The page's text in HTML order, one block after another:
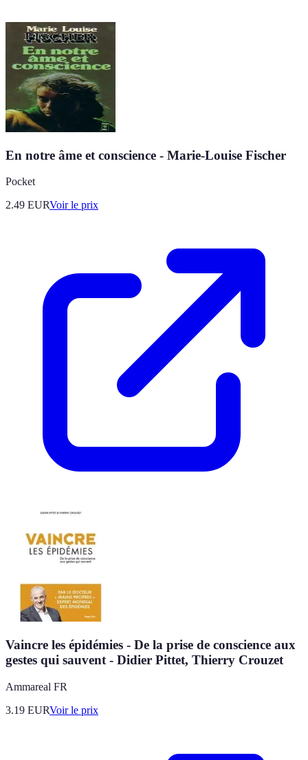
En notre âme et conscience - Marie-Louise Fischer
Pocket
2.49 EURVoir le prix
Vaincre les épidémies - De la prise de conscience aux
gestes qui sauvent - Didier Pittet, Thierry Crouzet
Ammareal FR
3.19 EURVoir le prix